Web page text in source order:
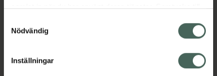
samlat in när du har använt deras tjänster. Samtycke till
återkalla ditt samtycke via webbplatsens
cookieinställningar. Ett återkallat samtycke påverkar inte
lagligheten av behandling som skett innan återkallelsen.
Nödvändig
Inställningar
Bipacksedel från FASS Visa